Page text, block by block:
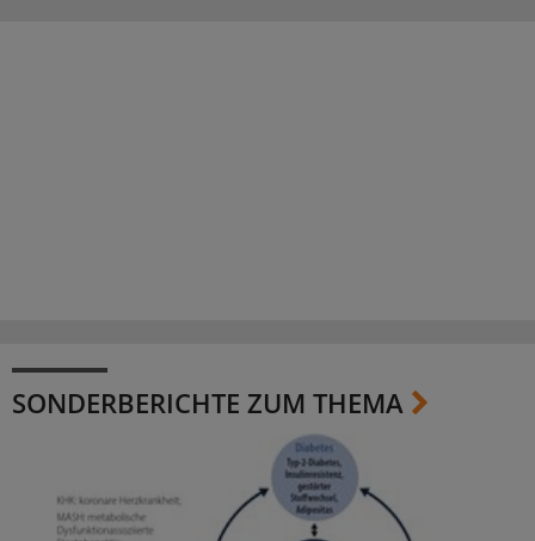
SONDERBERICHTE ZUM THEMA